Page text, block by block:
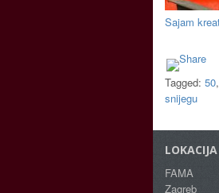
Sajam
Tagged: 50,
snijegu
LOKACIJA
FAMA
Zagreb